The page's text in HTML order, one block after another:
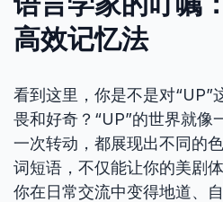
高效记忆法
看到这里，你是不是对“UP”
畏和好奇？“UP”的世界就像
一次转动，都展现出不同的
词短语，不仅能让你的美剧
你在日常交流中变得地道、